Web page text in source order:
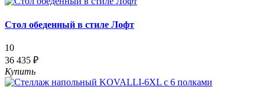
Стол обеденный в стиле Лофт
10
36 435 ₽
Купить